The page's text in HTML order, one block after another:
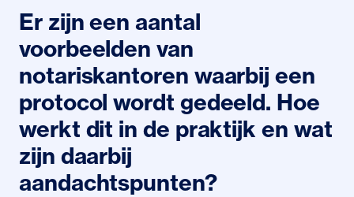
Er zijn een aantal
voorbeelden van
notariskantoren waarbij een
protocol wordt gedeeld. Hoe
werkt dit in de praktijk en wat
zijn daarbij
aandachtspunten?